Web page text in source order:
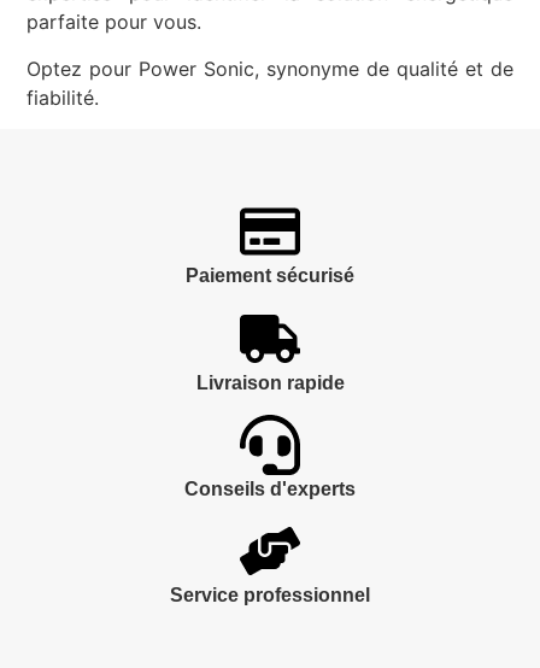
parfaite pour vous.
Optez pour Power Sonic, synonyme de qualité et de
fiabilité.
Paiement sécurisé
Livraison rapide
Conseils d'experts
Service professionnel